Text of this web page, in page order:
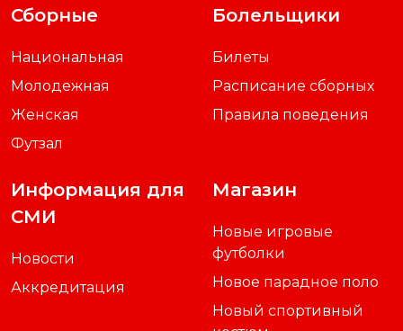
Сборные
Национальная
Молодежная
Женская
Футзал
Болельщики
Билеты
Расписание сборных
Правила поведения
Информация для
СМИ
Новости
Аккредитация
Магазин
Новые игровые
футболки
Новое парадное поло
Новый спортивный